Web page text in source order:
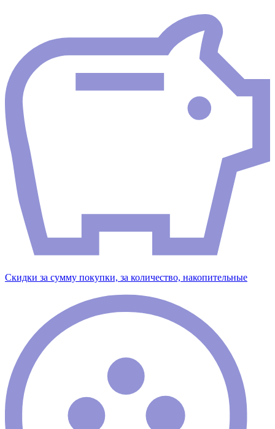
Скидки за сумму покупки, за количество, накопительные